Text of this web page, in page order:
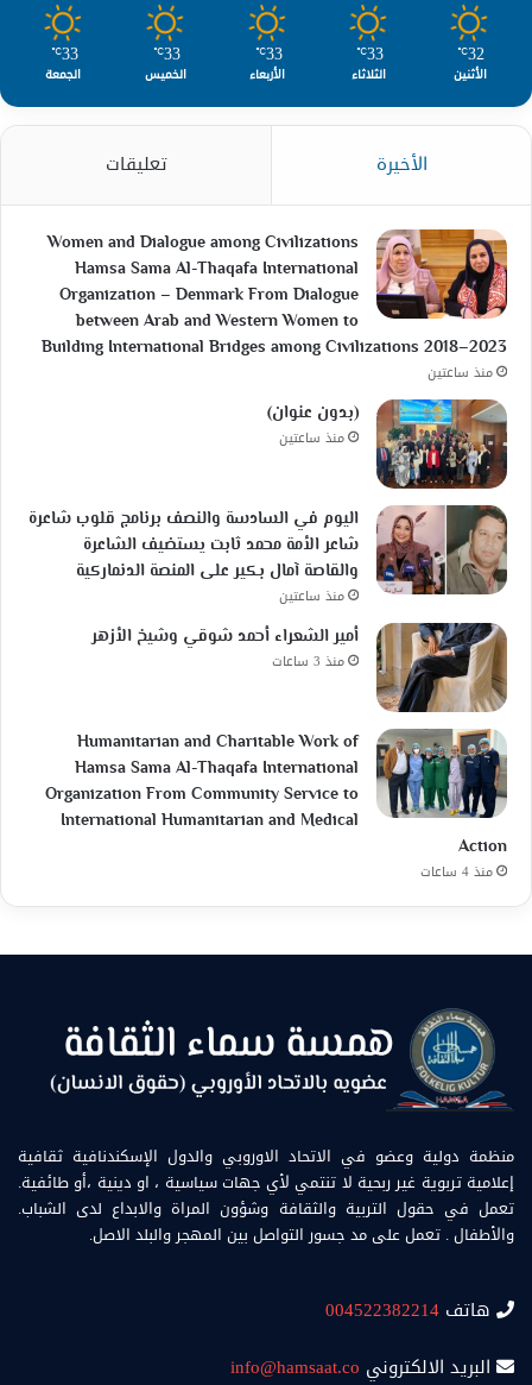
32
℃
الأثنين
33
℃
الثلاثاء
33
℃
الأربعاء
33
℃
الخميس
33
℃
الجمعة
الأخيرة تعليقات
Women and Dialogue among Civilizations
Hamsa Sama Al-Thaqafa International
Organization – Denmark From Dialogue
between Arab and Western Women to
Building International Bridges among Civilizations 2018–2023
منذ ساعتين
(بدون عنوان)
منذ ساعتين
اليوم في السادسة والنصف برنامج قلوب شاعرة
شاعر الأمة محمد ثابت يستضيف الشاعرة
والقاصة آمال بكير على المنصة الدنماركية
منذ ساعتين
أمير الشعراء أحمد شوقي وشيخ الأزهر
منذ 3 ساعات
Humanitarian and Charitable Work of
Hamsa Sama Al-Thaqafa International
Organization From Community Service to
International Humanitarian and Medical
Action
منذ 4 ساعات
منظمة دولية وعضو في الاتحاد الاوروبي والدول الإسكندنافية ثقافية
إعلامية تربوية غير ربحية لا تنتمي لأي جهات سياسية ، او دينية ،أو طائفية.
تعمل في حقول التربية والثقافة وشؤون المراة والابداع لدى الشباب.
والأطفال . تعمل على مد جسور التواصل بين المهجر والبلد الاصل.
هاتف 004522382214
البريد الالكتروني info@hamsaat.co